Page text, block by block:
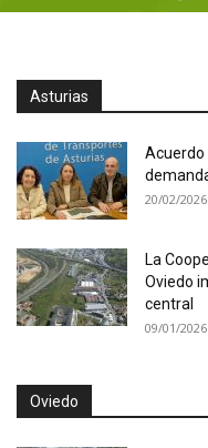
Asturias
Acuerdo
20/02/2026
La
Oviedo
central
09/01/2026
Oviedo